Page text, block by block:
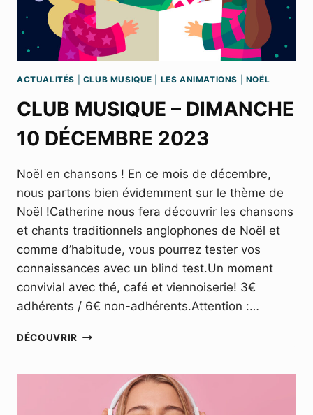
ACTUALITÉS CLUB MUSIQUE LES ANIMATIONS NOËL
CLUB MUSIQUE – DIMANCHE
10 DÉCEMBRE 2023
Noël en chansons ! En ce mois de décembre,
nous partons bien évidemment sur le thème de
Noël !Catherine nous fera découvrir les chansons
et chants traditionnels anglophones de Noël et
comme d’habitude, vous pourrez tester vos
connaissances avec un blind test.Un moment
convivial avec thé, café et viennoiserie! 3€
adhérents / 6€ non-adhérents.Attention :…
DÉCOUVRIR CLUB
DIMANCHE
DÉCEMBRE